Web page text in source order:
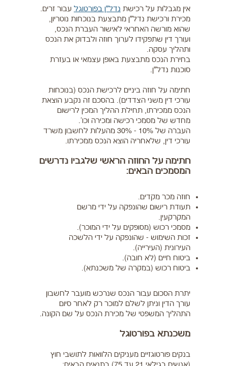
אין מגבלות על רכישת נדל"ן בפורטוגל עבור זרים.
מכירת ורכישת נדל"ן מתבצעת בנוכחות נוטריון,
שהוא מורשה האחראי לאישור העברת הנכס,
ועורך דין שתפקידו לערוך חוזה ולבדוק את הנכס
ותהליך עסקה.
בחירת הנכס מתבצעת באופן עצמאי או בעזרת
סוכנות נדל"ן.
חתימה על חוזה ביניים לרכישת הנכס (בנוכחות
עורכי דין משני הצדדים). בהסכם זה נקבע הוצאת
הנכס ממכירתו, תחילת ההליך המכין לרישום
מחדש של מסמכי רכישה ומכירה וכו'.
העברה של 10% - 30% מהעלות לחשבון משרד
עורכי דין, שלאחריה הוצא הנכס ממכירתו.
חתימה על החוזה הראשי שלגביו נדרשים
המסמכים הבאים:
חוזה מכר מקדים.
תעודת רישום שהונפקה על ידי מרשם
המקרקעין.
מסמכי רכוש (מסופקים על ידי המוכר).
זכות השימוש - שהונפקה על ידי הלשכה
העירונית (העירייה).
ביטוח חיים (לא חובה).
ביטוח רכוש (במקרה של משכנתא).
יתרת הסכום עבור הנכס שנרכש מועבר לחשבון
עורך הדין וניתן לשלם למוכר רק לאחר סיום
התהליך המשפטי של מכירת הנכס על שם הקונה.
משכנתא בפורטוגל
בנקים פורטוגזיים מעניקים הלוואות לתושבי חוץ